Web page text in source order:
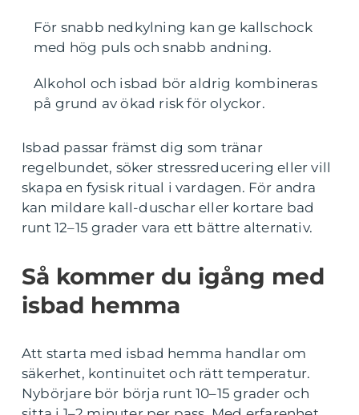
För snabb nedkylning kan ge kallschock
med hög puls och snabb andning.
Alkohol och isbad bör aldrig kombineras
på grund av ökad risk för olyckor.
Isbad passar främst dig som tränar
regelbundet, söker stressreducering eller vill
skapa en fysisk ritual i vardagen. För andra
kan mildare kall-duschar eller kortare bad
runt 12–15 grader vara ett bättre alternativ.
Så kommer du igång med
isbad hemma
Att starta med isbad hemma handlar om
säkerhet, kontinuitet och rätt temperatur.
Nybörjare bör börja runt 10–15 grader och